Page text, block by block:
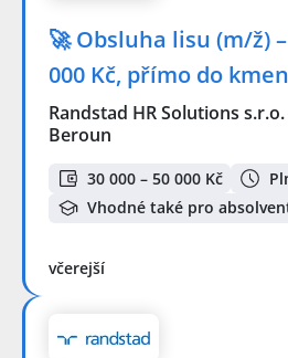
🚀 Obsluha lisu (m/ž)
000 Kč, přímo do
Randstad HR Solutions s.r.o.
Beroun
30 000 – 50 000 Kč
Vhodné také pro
včerejší